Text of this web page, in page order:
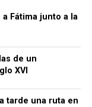
para el
reclama al
referencia el
Fátima junto a la
de un
XVI
tarde una ruta en